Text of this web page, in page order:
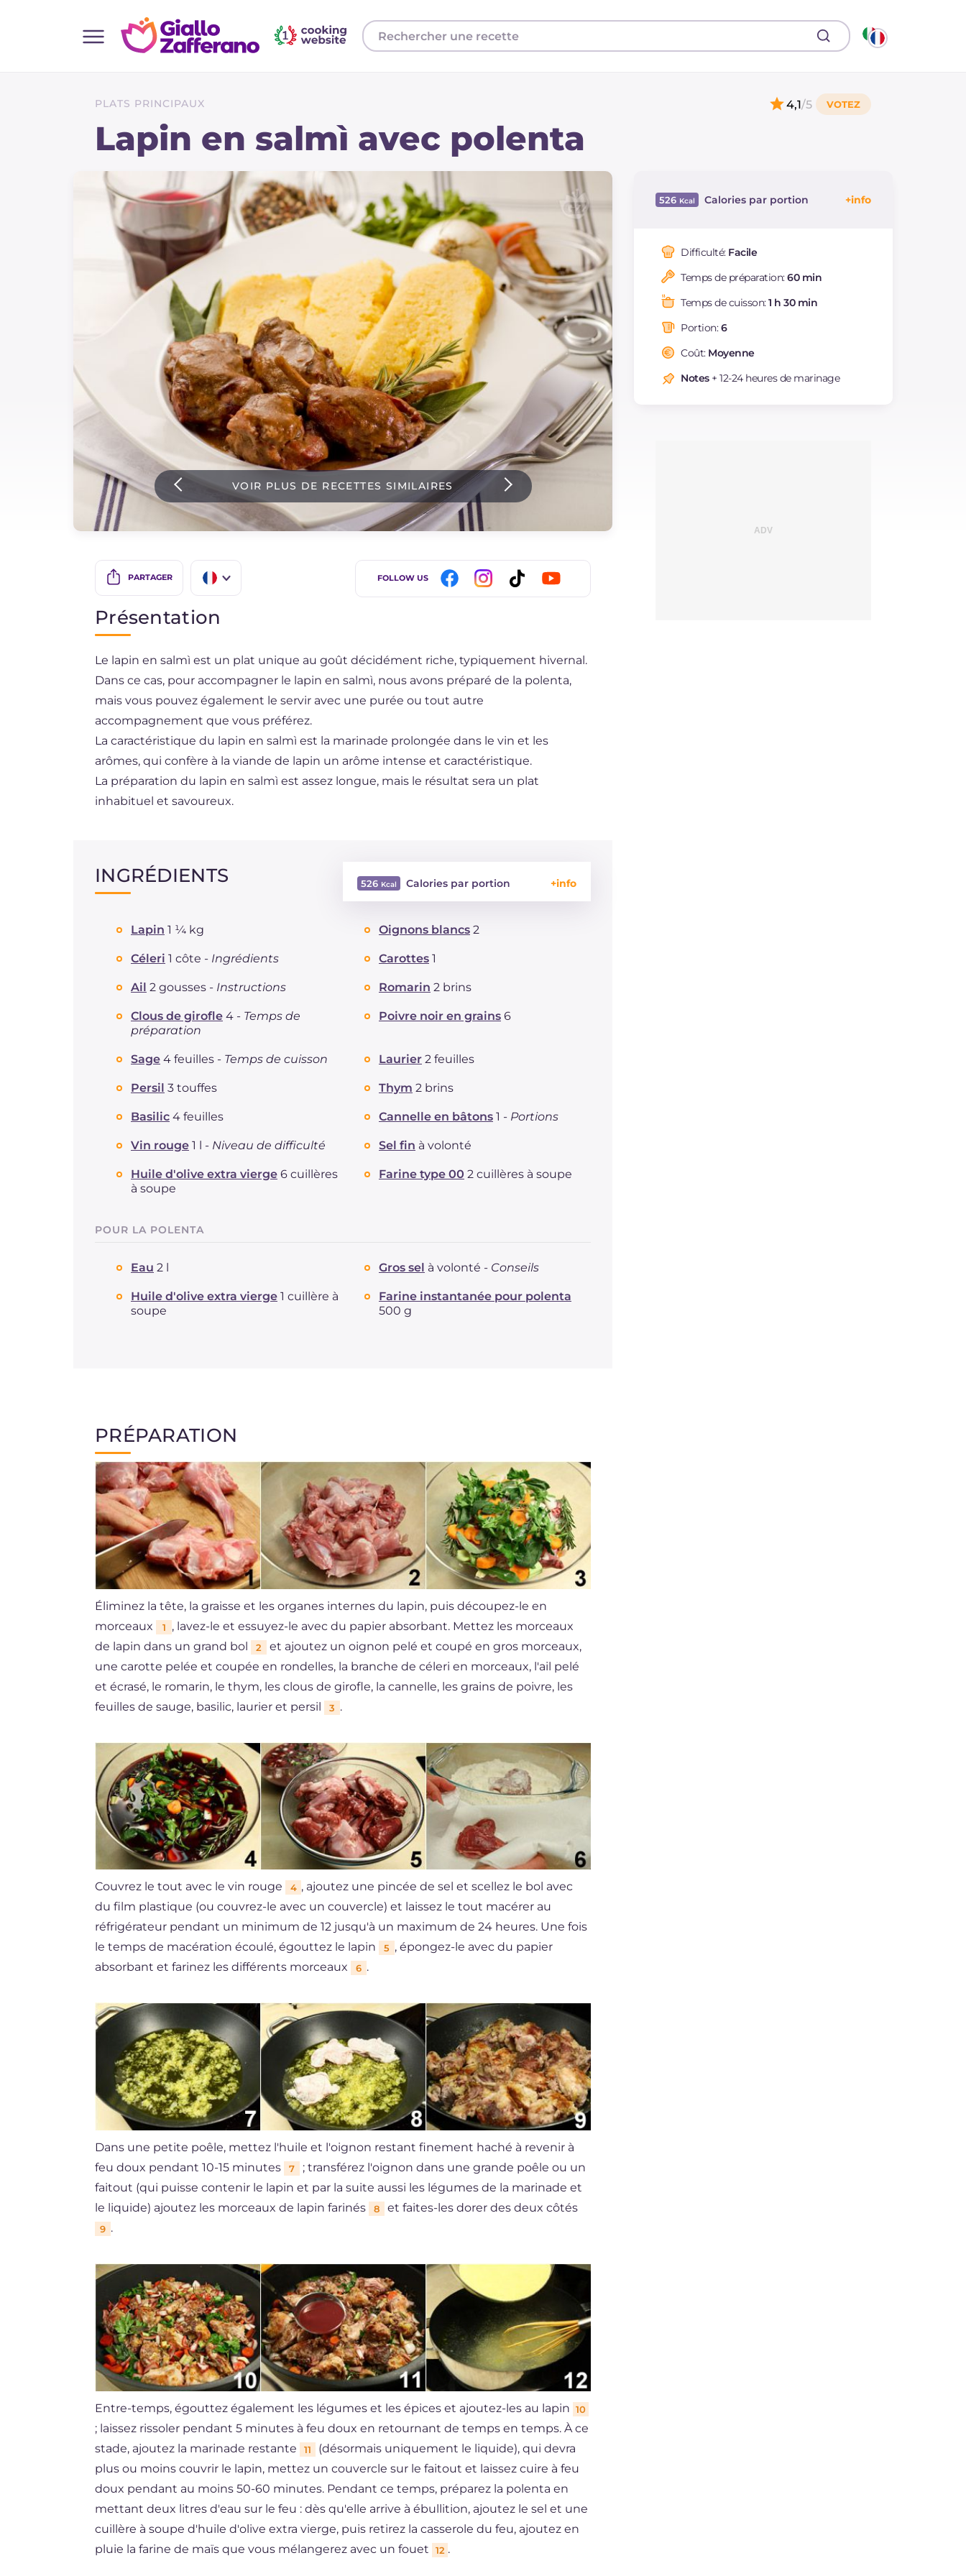
Toutes les recettes
Plats principaux
Boissons et rafraîchissements
Accompagnement
Gateaux et patisserie
Dernieres recettes
Instagram
PLATS PRINCIPAUX
Lapin en salmì avec polenta
4,1/5
VOIR PLUS DE RECETTES SIMILAIRES
PARTAGER
DE
BR
NL
FOLLOW US
526 Calories par portion
Dont sucres
Protéine g
Graisses
saturés
Fibre
Cholestérol
Sodium mg
Difficulté: Facile
Temps de préparation:60 min
Temps de cuisson:1 h 30 min
Portion:6
Coût: Moyenne
Notes+ 12-24 heures de marinage
Présentation
Le lapin en salmì est un plat unique au goût décidément riche, typiquement hivernal.
Dans ce cas, pour accompagner le lapin en salmì, nous avons préparé de la polenta,
mais vous pouvez également le servir avec une purée ou tout autre
accompagnement que vous préférez.
La caractéristique du lapin en salmì est la marinade prolongée dans le vin et les
arômes, qui confère à la viande de lapin un arôme intense et caractéristique.
La préparation du lapin en salmì est assez longue, mais le résultat sera un plat
inhabituel et savoureux.
INGRÉDIENTS 526 Calories par portion
Glucides
Protéine
Graisses
Fibre
Sodium
Lapin 1 ¼ kg Oignons blancs 2
Céleri 1 côte - Ingrédients Carottes 1
Ail 2 gousses - Instructions Romarin 2 brins
Clous de girofle 4 - Temps de
préparation
Poivre noir en grains 6
Sage 4 feuilles - Temps de cuisson Laurier 2 feuilles
Persil 3 touffes Thym 2 brins
Basilic 4 feuilles Cannelle en bâtons 1 - Portions
Vin rouge 1 l - Niveau de difficulté Sel fin à volonté
Huile d'olive extra vierge 6 cuillères
à soupe
Farine type 00 2 cuillères à soupe
POUR LA POLENTA
Eau 2 l Gros sel à volonté - Conseils
Huile d'olive extra vierge 1 cuillère à
soupe
Farine instantanée pour polenta
500 g
PRÉPARATION
Éliminez la tête, la graisse et les organes internes du lapin, puis découpez-le en
morceaux
1
, lavez-le et essuyez-le avec du papier absorbant. Mettez les morceaux
de lapin dans un grand bol
2
et ajoutez un oignon pelé et coupé en gros morceaux,
une carotte pelée et coupée en rondelles, la branche de céleri en morceaux, l'ail pelé
et écrasé, le romarin, le thym, les clous de girofle, la cannelle, les grains de poivre, les
feuilles de sauge, basilic, laurier et persil
3 .
Couvrez le tout avec le vin rouge 4 , ajoutez une pincée de sel et scellez le bol avec
du film plastique (ou couvrez-le avec un couvercle) et laissez le tout macérer au
réfrigérateur pendant un minimum de 12 jusqu'à un maximum de 24 heures. Une fois
le temps de macération écoulé, égouttez le lapin
5 , épongez-le avec du papier
absorbant et farinez les différents morceaux
6 .
Dans une petite poêle, mettez l'huile et l'oignon restant finement haché à revenir à
feu doux pendant 10-15 minutes
7
; transférez l'oignon dans une grande poêle ou un
faitout (qui puisse contenir le lapin et par la suite aussi les légumes de la marinade et
le liquide) ajoutez les morceaux de lapin farinés
8 et faites-les dorer des deux côtés
9 .
Entre-temps, égouttez également les légumes et les épices et ajoutez-les au lapin 10
; laissez rissoler pendant 5 minutes à feu doux en retournant de temps en temps. À ce
stade, ajoutez la marinade restante
11
(désormais uniquement le liquide), qui devra
plus ou moins couvrir le lapin, mettez un couvercle sur le faitout et laissez cuire à feu
doux pendant au moins 50-60 minutes. Pendant ce temps, préparez la polenta en
mettant deux litres d'eau sur le feu : dès qu'elle arrive à ébullition, ajoutez le sel et une
cuillère à soupe d'huile d'olive extra vierge, puis retirez la casserole du feu, ajoutez en
pluie la farine de maïs que vous mélangerez avec un fouet
12 .